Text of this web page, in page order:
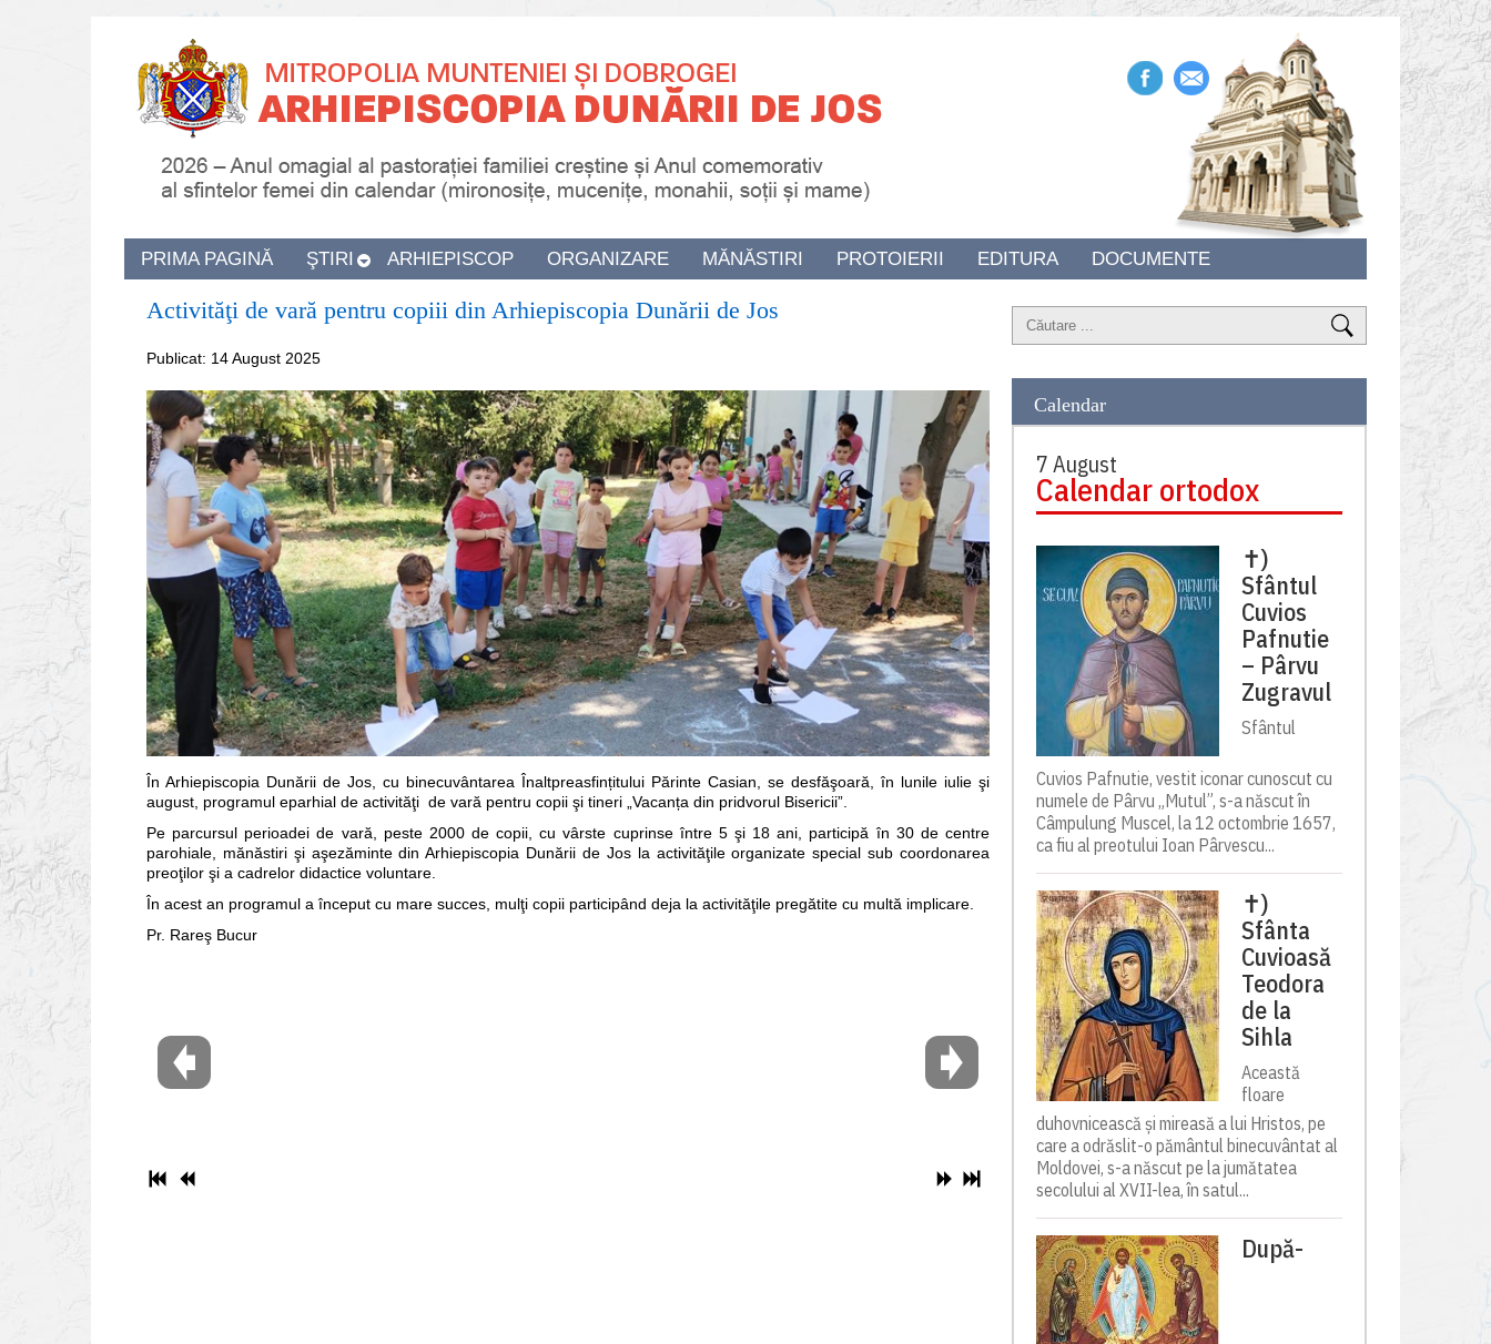
PRIMA PAGINĂ ŞTIRI ARHIEPISCOP ORGANIZARE MĂNĂSTIRI PROTOIERII EDITURA DOCUMENTE
Activităţi de vară pentru copiii din Arhiepiscopia Dunării de Jos
Publicat: 14 August 2025
În Arhiepiscopia Dunării de Jos, cu binecuvântarea Înaltpreasfințitului Părinte Casian, se desfăşoară, în lunile iulie şi
august, programul eparhial de activităţi de vară pentru copii şi tineri „Vacanța din pridvorul Bisericii”.
Pe parcursul perioadei de vară, peste 2000 de copii, cu vârste cuprinse între 5 şi 18 ani, participă în 30 de centre
parohiale, mănăstiri şi aşezăminte din Arhiepiscopia Dunării de Jos la activităţile organizate special sub coordonarea
preoţilor şi a cadrelor didactice voluntare.
În acest an programul a început cu mare succes, mulţi copii participând deja la activităţile pregătite cu multă implicare.
Pr. Rareş Bucur
Calendar
7 August
Calendar ortodox
✝)
Sfântul
Cuvios
Pafnutie
– Pârvu
Zugravul
Sfântul
Cuvios Pafnutie, vestit iconar cunoscut cu
numele de Pârvu „Mutul”, s-a născut în
Câmpulung Muscel, la 12 octombrie 1657,
ca fiu al preotului Ioan Pârvescu...
✝)
Sfânta
Cuvioasă
Teodora
de la
Sihla
Această
floare
duhovnicească și mireasă a lui Hristos, pe
care a odrăslit-o pământul binecuvântat al
Moldovei, s-a născut pe la jumătatea
secolului al XVII-lea, în satul...
După-